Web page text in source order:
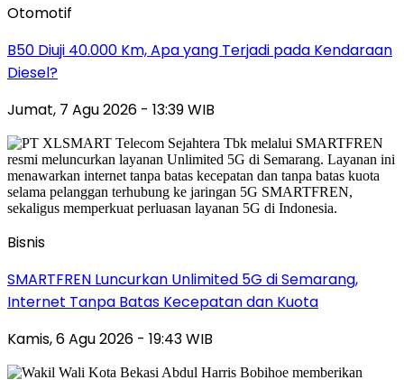
Otomotif
B50 Diuji 40.000 Km, Apa yang Terjadi pada Kendaraan
Diesel?
Jumat, 7 Agu 2026 - 13:39 WIB
Bisnis
SMARTFREN Luncurkan Unlimited 5G di Semarang,
Internet Tanpa Batas Kecepatan dan Kuota
Kamis, 6 Agu 2026 - 19:43 WIB